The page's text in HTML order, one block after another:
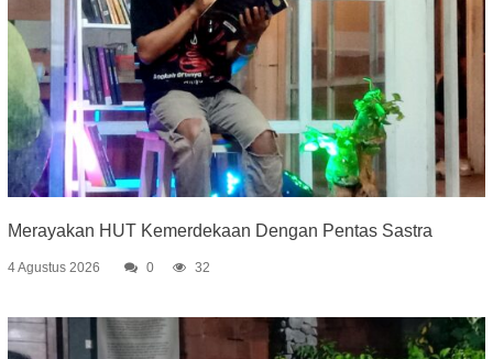
Merayakan HUT Kemerdekaan Dengan Pentas Sastra
4 Agustus 2026 0 32